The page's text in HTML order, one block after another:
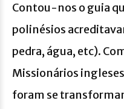
Contou-nos o guia
polinésios
pedra, água, etc).
Missionários
foram se